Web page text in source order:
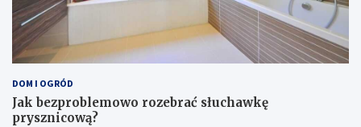
DOM I OGRÓD
Jak bezproblemowo rozebrać słuchawkę
prysznicową?